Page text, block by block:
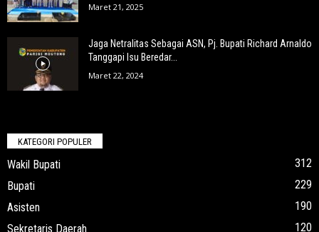
Maret 21, 2025
Jaga Netralitas Sebagai ASN, Pj. Bupati Richard Arnaldo
Tanggapi Isu Beredar...
Maret 22, 2024
KATEGORI POPULER
Wakil Bupati
312
Bupati
229
Asisten
190
Sekretaris Daerah
120